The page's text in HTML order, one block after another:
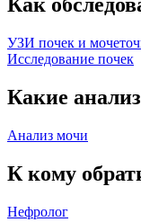
Как
УЗИ почек и
Исследование почек
Какие
Анализ мочи
К кому
Нефролог